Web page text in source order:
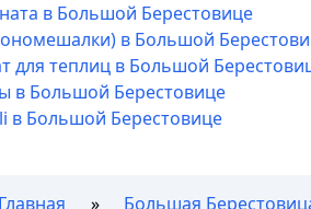
в Большой Берестовице
в Большой
для теплиц в Большой
в Большой Берестовице
в Большой Берестовице